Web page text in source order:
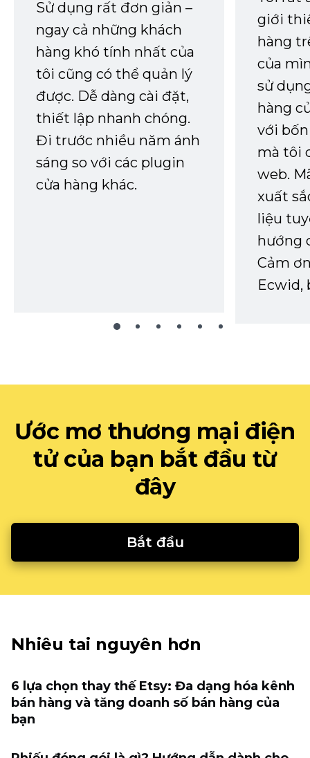
Sử dụng rất đơn giản –
ngay cả những khách
hàng khó tính nhất của
tôi cũng có thể quản lý
được. Dễ dàng cài đặt,
thiết lập nhanh chóng.
Đi trước nhiều năm ánh
sáng so với các plugin
cửa hàng khác.
giới
hàng
của
sử
hàng
với
mà tôi
web.
xuất
liệu
hướng
Cảm
Ecwid,
Ước mơ thương mại điện
tử của bạn bắt đầu từ
đây
Bắt đầu
Nhiêu tai nguyên hơn
6 lựa chọn thay thế Etsy: Đa dạng hóa kênh
bán hàng và tăng doanh số bán hàng của
bạn